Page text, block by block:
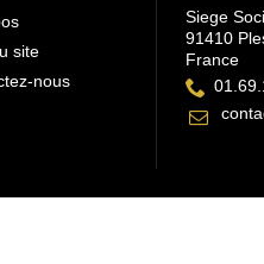
site
nous
Siege
91410
France